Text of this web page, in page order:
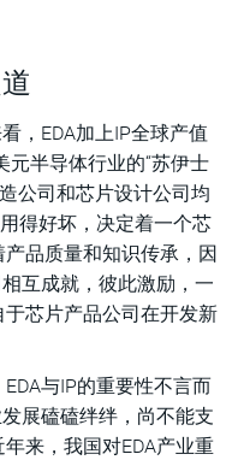
，EDA加上IP全球产值
半导体行业的“苏伊士
公司和芯片设计公司均
得好坏，决定着一个芯
品质量和知识传承，因
互成就，彼此激励，一
芯片产品公司在开发新
与IP的重要性不言而
展磕磕绊绊，尚不能支
来，我国对EDA产业重